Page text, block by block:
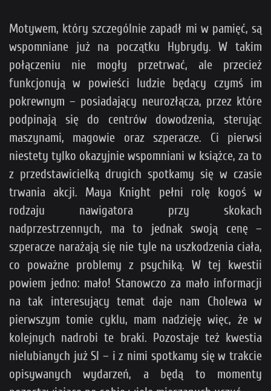
Motywem, który szczególnie zapadł mi w pamięć, są
wspomniane już na początku Hybrydy. W takim
połączeniu nie mogły przetrwać, ale przecież
funkcjonują w powieści ludzie będący czymś im
pokrewnym – posiadający neurozłącza, przez które
podpinają się do centrów dowodzenia, sterując
maszynami, magowie oraz szperacze. Ci pierwsi
niestety tylko okazyjnie wspomniani w książce, za to
z przedstawicielką drugich spotkamy się w czasie
trwania akcji. Maya Knight pełni rolę kogoś w
rodzaju nawigatora przy skokach
nadprzestrzennych, ma to jednak swoją cenę –
szperacze narażają się nie tyle na uszkodzenia ciała,
co poważne problemy z psychiką. W tej kwestii
powiem jedno: mało! Stanowczo za mało informacji
na tak interesujący temat daje nam Cholewa w
pierwszym tomie cyklu, mam nadzieję więc, że w
kolejnych nadrobi te braki. Pozostaje też kwestia
nielubianych już SI – i z nimi spotkamy się w trakcie
opisywanych wydarzeń, a będą to momenty